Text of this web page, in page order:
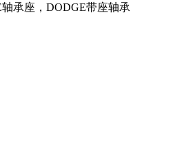
承座，DODGE带座轴承